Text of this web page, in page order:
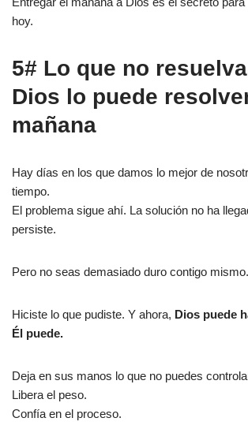
hoy.
5# Lo que no
Dios lo puede
mañana
Hay días en los que damos lo mejor de
tiempo.
El problema sigue ahí. La solución no ha
persiste.
Pero no seas demasiado duro contigo mismo.
Hiciste lo que pudiste. Y ahora, Dios puede
Él puede.
Deja en sus manos lo que no puedes
Libera el peso.
Confía en el proceso.